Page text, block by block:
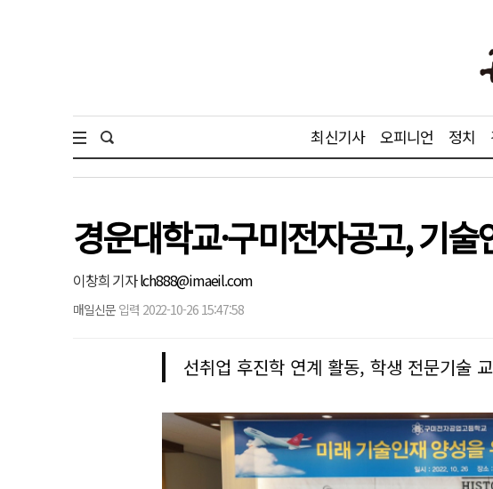
최신기사 오피니언 정치
경운대학교·구미전자공고, 기
이창희 기자lch888@imaeil.com
매일신문 입력 2022-10-26 15:47:58
선취업 후진학 연계 활동, 학생 전문기술